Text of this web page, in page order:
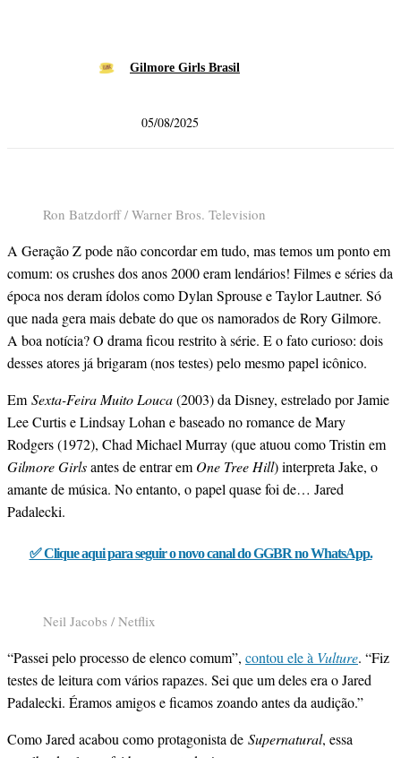
Gilmore Girls Brasil
05/08/2025
Ron Batzdorff / Warner Bros. Television
A Geração Z pode não concordar em tudo, mas temos um ponto em
comum: os crushes dos anos 2000 eram lendários! Filmes e séries da
época nos deram ídolos como Dylan Sprouse e Taylor Lautner. Só
que nada gera mais debate do que os namorados de Rory Gilmore.
A boa notícia? O drama ficou restrito à série. E o fato curioso: dois
desses atores já brigaram (nos testes) pelo mesmo papel icônico.
EmSexta-Feira Muito Louca(2003) da Disney, estrelado por Jamie
Lee Curtis e Lindsay Lohan e baseado no romance de Mary
Rodgers (1972), Chad Michael Murray (que atuou como Tristin em
Gilmore Girlsantes de entrar emOne Tree Hill) interpreta Jake, o
amante de música. No entanto, o papel quase foi de… Jared
Padalecki.
✅ Clique aqui para seguir o novo canal do GGBR no WhatsApp.
Neil Jacobs / Netflix
“Passei pelo processo de elenco comum”, contou ele à Vulture. “Fiz
testes de leitura com vários rapazes. Sei que um deles era o Jared
Padalecki. Éramos amigos e ficamos zoando antes da audição.”
Como Jared acabou como protagonista de Supernatural, essa